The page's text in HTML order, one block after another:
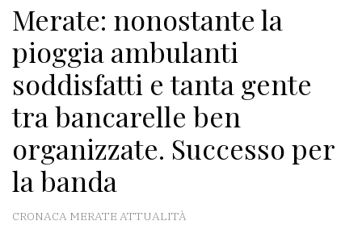
Associazioni
Meteo
CONTATTI
La
redazione
Merate: nonostante la
pioggia ambulanti
soddisfatti e tanta gente
tra bancarelle ben
organizzate. Successo per
la banda
CRONACA MERATE ATTUALITÀ